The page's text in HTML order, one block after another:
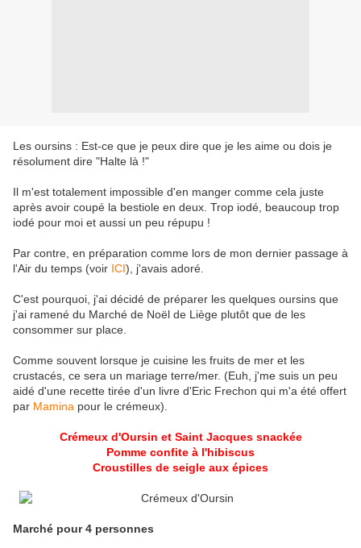
Les oursins : Est-ce que je peux dire que je les aime ou dois je
résolument dire "Halte là !"
Il m'est totalement impossible d'en manger comme cela juste
après avoir coupé la bestiole en deux. Trop iodé, beaucoup trop
iodé pour moi et aussi un peu répupu !
Par contre, en préparation comme lors de mon dernier passage à
l'Air du temps (voir ICI), j'avais adoré.
C'est pourquoi, j'ai décidé de préparer les quelques oursins que
j'ai ramené du Marché de Noël de Liège plutôt que de les
consommer sur place.
Comme souvent lorsque je cuisine les fruits de mer et les
crustacés, ce sera un mariage terre/mer. (Euh, j'me suis un peu
aidé d'une recette tirée d'un livre d'Eric Frechon qui m'a été offert
par Mamina pour le crémeux).
Crémeux d'Oursin et Saint Jacques snackée
Pomme confite à l'hibiscus
Croustilles de seigle aux épices
Marché pour 4 personnes